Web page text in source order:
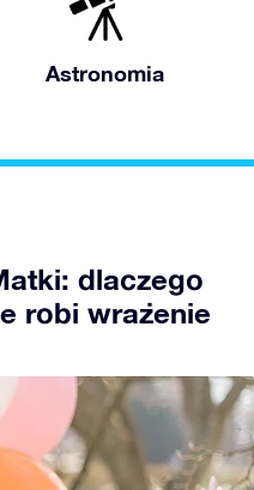
Astronomia
dlaczego
robi wrażenie